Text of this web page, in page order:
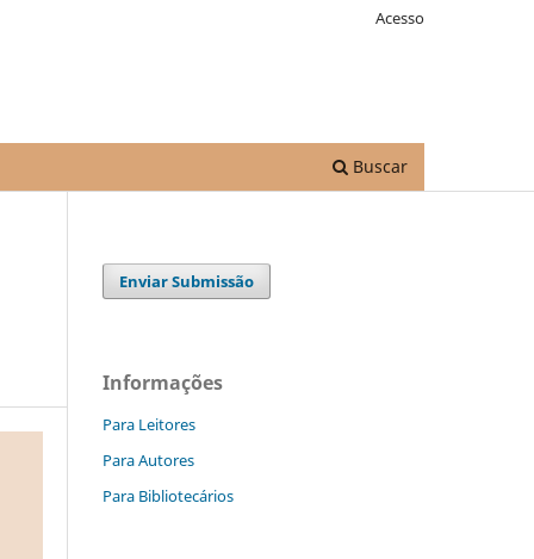
Buscar
Acesso
Enviar Submissão
Informações
Para Leitores
Para Autores
Para Bibliotecários